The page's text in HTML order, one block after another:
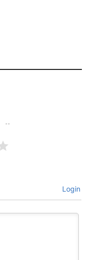
Login